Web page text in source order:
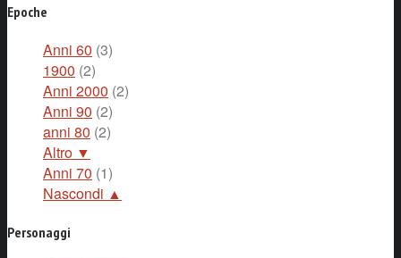
Epoche
Anni 60 (3)
1900 (2)
Anni 2000 (2)
Anni 90 (2)
anni 80 (2)
Altro ▼
Anni 70 (1)
Nascondi ▲
Personaggi